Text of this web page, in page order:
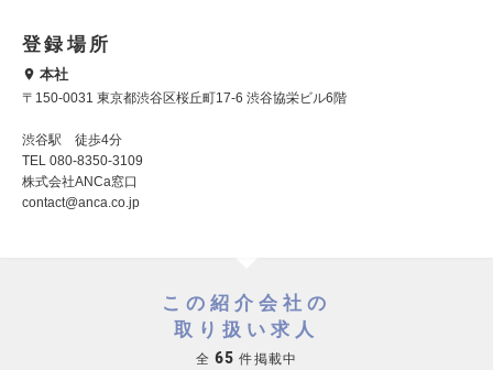
登録場所
本社
〒150-0031 東京都渋谷区桜丘町17-6 渋谷協栄ビル6階
渋谷駅 徒歩4分
TEL 080-8350-3109
株式会社ANCa窓口
contact@anca.co.jp
この紹介会社の
取り扱い求人
全 65 件掲載中